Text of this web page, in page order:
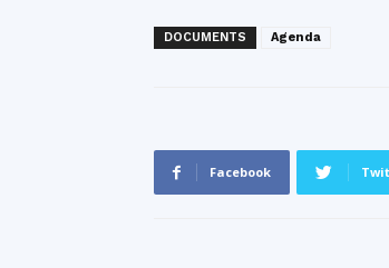
DOCUMENTS Agenda
Facebook